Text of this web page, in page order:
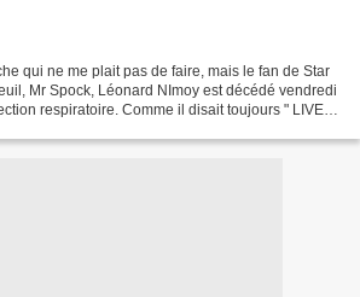
qui ne me plait pas de faire, mais le fan de Star
Mr Spock, Léonard NImoy est décédé vendredi
respiratoire. Comme il disait toujours " LIVE